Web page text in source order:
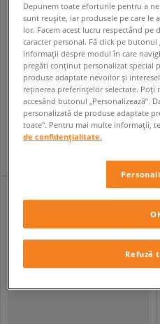
CHAMPION TRICOU CREWNECK TEE
femei
48,99 RON
169,99 RON
49,99 RON
- cel mai mic preț
Depunem toate eforturile pentru a
sunt reușite, iar produsele pe care
lor. Facem acest lucru respectând
caracter personal. Fă click pe butonul
informații despre modul în care
pregăti conținut personalizat special
produse adaptate nevoilor și
reținerea preferințelor selectate. Poți
accesând butonul „Personalizează”.
personalizată de produse adaptate
toate". Pentru mai multe informații,
de confidențialitate.
Refuză